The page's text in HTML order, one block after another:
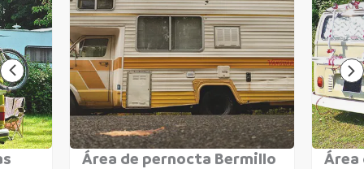
Área de pernocta Bermillo
Área